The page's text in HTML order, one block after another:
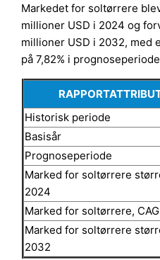
Markedet for soltørrere
millioner USD i 2024 og
millioner USD i 2032, med
på 7,82% i
Historisk periode
Basisår
Prognoseperiode
Marked for soltørrere
2024
Marked for soltørrere,
Marked for soltørrere
2032